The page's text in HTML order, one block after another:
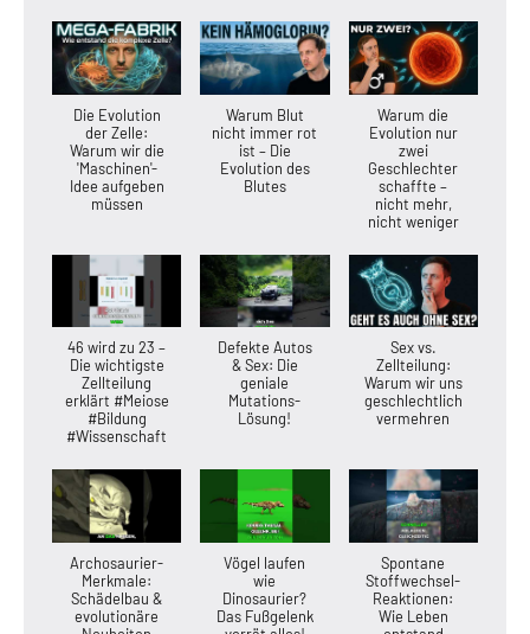
Die Evolution
der Zelle:
Warum wir die
'Maschinen'-
Idee aufgeben
müssen
Warum Blut
nicht immer rot
ist – Die
Evolution des
Blutes
Warum die
Evolution nur
zwei
Geschlechter
schaffte –
nicht mehr,
nicht weniger
46 wird zu 23 –
Die wichtigste
Zellteilung
erklärt #Meiose
#Bildung
#Wissenschaft
Defekte Autos
& Sex: Die
geniale
Mutations-
Lösung!
Sex vs.
Zellteilung:
Warum wir uns
geschlechtlich
vermehren
Archosaurier-
Merkmale:
Schädelbau &
evolutionäre
Vögel laufen
wie
Dinosaurier?
Das Fußgelenk
Spontane
Stoffwechsel-
Reaktionen:
Wie Leben